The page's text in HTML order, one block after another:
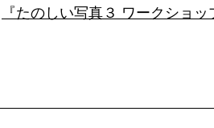
『たのしい写真３ ワークショッ